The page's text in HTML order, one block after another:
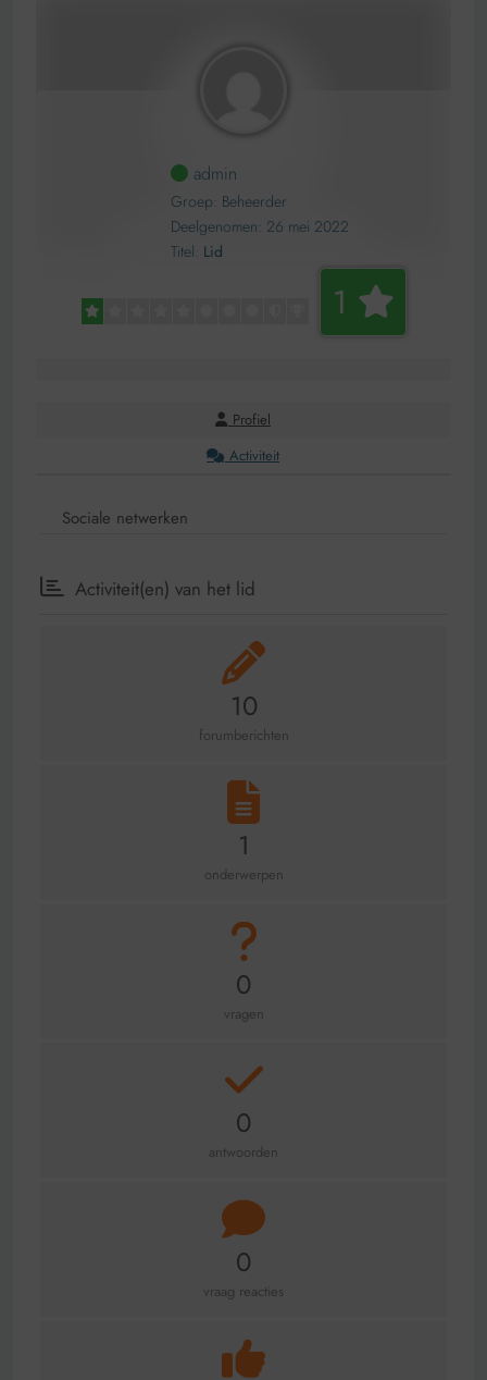
admin
Groep: Beheerder
Deelgenomen: 26 mei 2022
Titel: Lid
1
Profiel
Activiteit
Sociale netwerken
Activiteit(en) van het lid
10
forumberichten
1
onderwerpen
0
vragen
0
antwoorden
0
vraag reacties